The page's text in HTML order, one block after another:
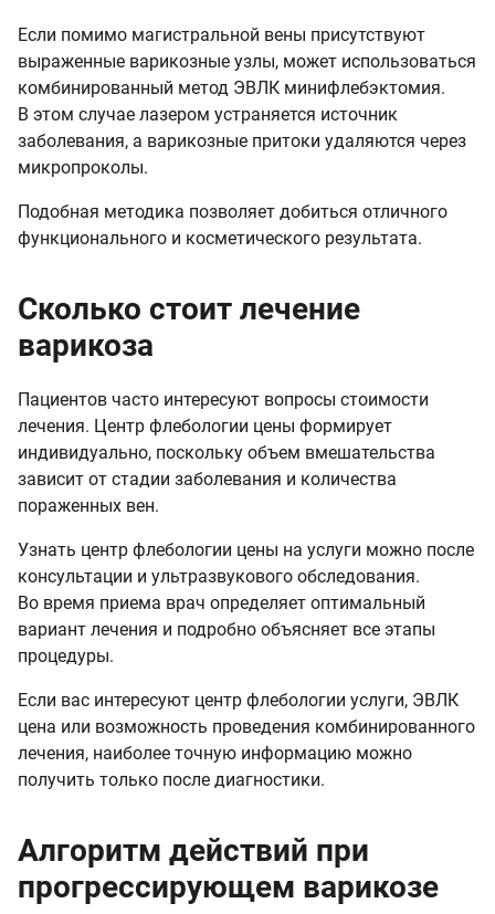
Если помимо магистральной вены присутствуют
выраженные варикозные узлы, может использоваться
комбинированный метод ЭВЛК минифлебэктомия.
В этом случае лазером устраняется источник
заболевания, а варикозные притоки удаляются через
микропроколы.
Подобная методика позволяет добиться отличного
функционального и косметического результата.
Сколько стоит лечение
варикоза
Пациентов часто интересуют вопросы стоимости
лечения. Центр флебологии цены формирует
индивидуально, поскольку объем вмешательства
зависит от стадии заболевания и количества
пораженных вен.
Узнать центр флебологии цены на услуги можно после
консультации и ультразвукового обследования.
Во время приема врач определяет оптимальный
вариант лечения и подробно объясняет все этапы
процедуры.
Если вас интересуют центр флебологии услуги, ЭВЛК
цена или возможность проведения комбинированного
лечения, наиболее точную информацию можно
получить только после диагностики.
Алгоритм действий при
прогрессирующем варикозе